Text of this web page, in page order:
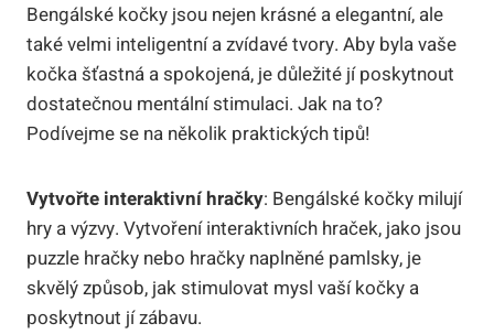
Bengálské kočky jsou nejen krásné a elegantní, ale
také velmi inteligentní a zvídavé tvory. Aby byla vaše
kočka šťastná a spokojená, je důležité jí poskytnout
dostatečnou mentální stimulaci. Jak na to?
Podívejme se na několik praktických tipů!
Vytvořte interaktivní hračky: Bengálské kočky milují
hry a výzvy. Vytvoření interaktivních hraček, jako jsou
puzzle hračky nebo hračky naplněné pamlsky, je
skvělý způsob, jak stimulovat mysl vaší kočky a
poskytnout jí zábavu.